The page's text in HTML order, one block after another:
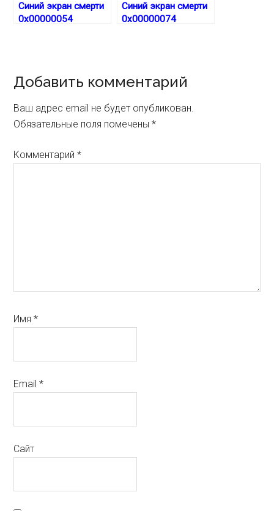
Синий экран смерти
0x00000054
Синий экран смерти
0x00000074
Reader
Interactions
Добавить комментарий
Ваш адрес email не будет опубликован.
Обязательные поля помечены*
Комментарий*
Имя*
Email*
Сайт